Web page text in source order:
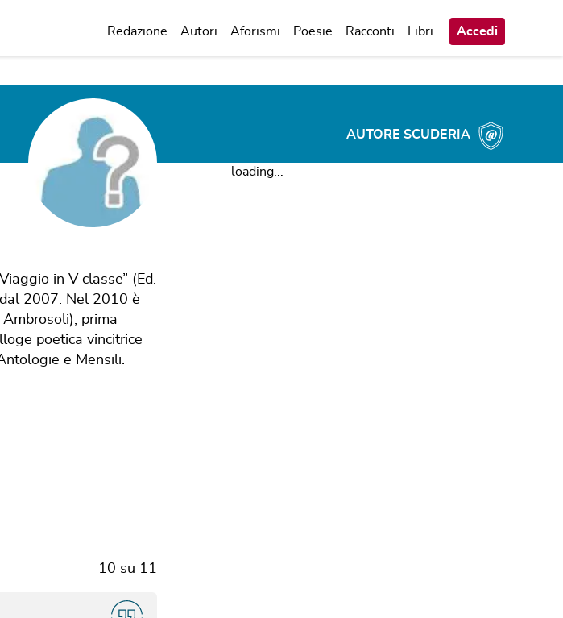
Redazione Autori Aforismi Poesie Racconti Libri Accedi
AUTORE SCUDERIA
in V classe” (Ed.
2007. Nel 2010 è
prima
poetica vincitrice
e Mensili.
10 su 11
loading...